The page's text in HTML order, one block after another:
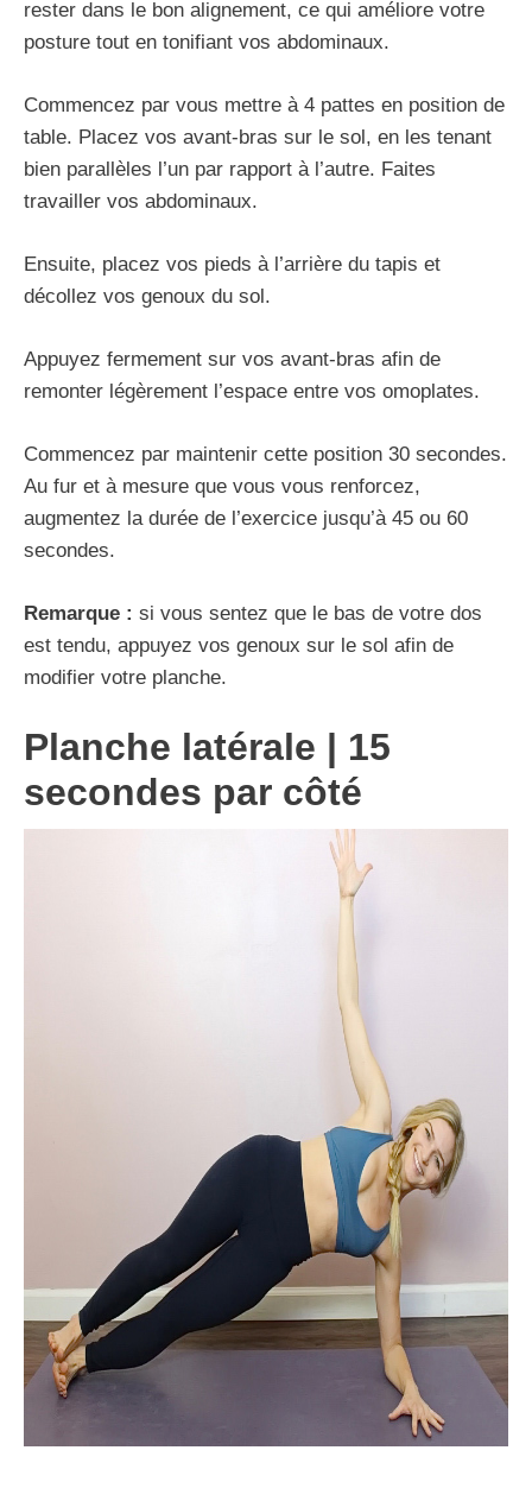
rester dans le bon alignement, ce qui améliore votre
posture tout en tonifiant vos abdominaux.
Commencez par vous mettre à 4 pattes en position de
table. Placez vos avant-bras sur le sol, en les tenant
bien parallèles l’un par rapport à l’autre. Faites
travailler vos abdominaux.
Ensuite, placez vos pieds à l’arrière du tapis et
décollez vos genoux du sol.
Appuyez fermement sur vos avant-bras afin de
remonter légèrement l’espace entre vos omoplates.
Commencez par maintenir cette position 30 secondes.
Au fur et à mesure que vous vous renforcez,
augmentez la durée de l’exercice jusqu’à 45 ou 60
secondes.
Remarque : si vous sentez que le bas de votre dos
est tendu, appuyez vos genoux sur le sol afin de
modifier votre planche.
Planche latérale | 15
secondes par côté